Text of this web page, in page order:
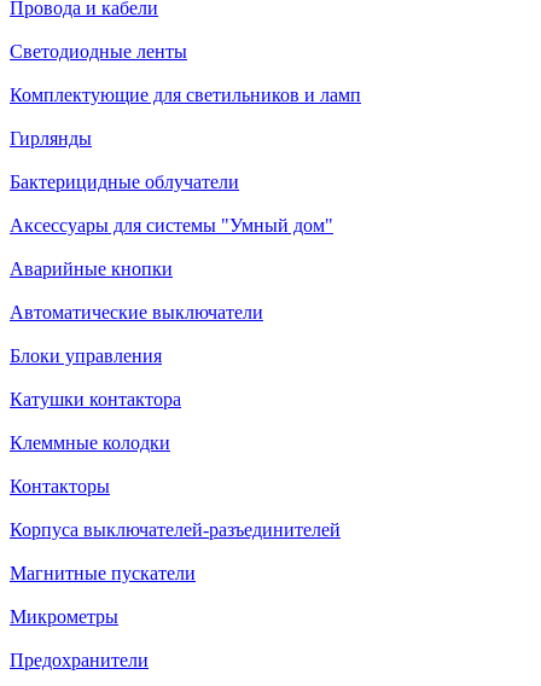
Провода и кабели
Светодиодные ленты
Комплектующие для светильников и ламп
Гирлянды
Бактерицидные облучатели
Аксессуары для системы "Умный дом"
Аварийные кнопки
Автоматические выключатели
Блоки управления
Катушки контактора
Клеммные колодки
Контакторы
Корпуса выключателей-разъединителей
Магнитные пускатели
Микрометры
Предохранители